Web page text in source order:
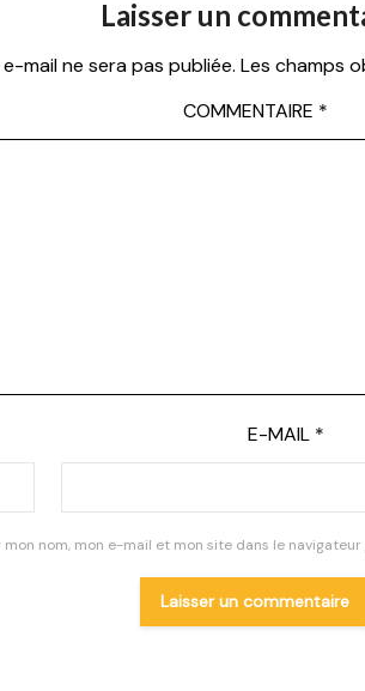
Laisser un
mail ne sera pas publiée. Les champs
COMMENTAIRE *
E-MAIL *
mon nom, mon e-mail et mon site dans le